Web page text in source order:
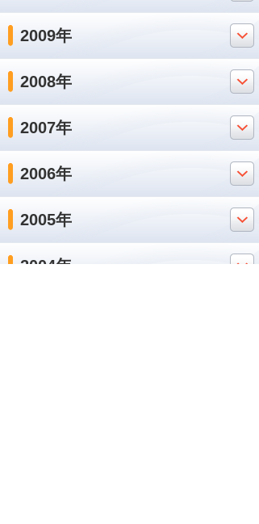
2009年
2008年
2007年
2006年
2005年
2004年